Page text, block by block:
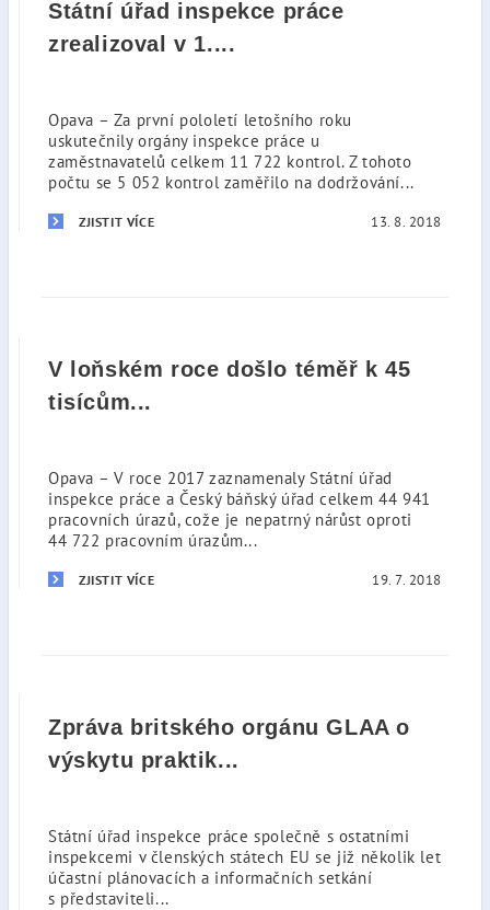
Státní úřad inspekce práce
zrealizoval v 1....
Opava – Za první pololetí letošního roku
uskutečnily orgány inspekce práce u
zaměstnavatelů celkem 11 722 kontrol. Z tohoto
počtu se 5 052 kontrol zaměřilo na dodržování...
ZJISTIT VÍCE 13. 8. 2018
V loňském roce došlo téměř k 45
tisícům...
Opava – V roce 2017 zaznamenaly Státní úřad
inspekce práce a Český báňský úřad celkem 44 941
pracovních úrazů, cože je nepatrný nárůst oproti
44 722 pracovním úrazům...
ZJISTIT VÍCE 19. 7. 2018
Zpráva britského orgánu GLAA o
výskytu praktik...
Státní úřad inspekce práce společně s ostatními
inspekcemi v členských státech EU se již několik let
účastní plánovacích a informačních setkání
s představiteli...